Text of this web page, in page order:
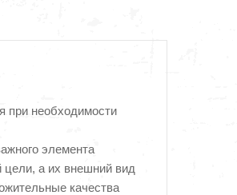
при необходимости
элемента
цели, а их внешний вид
качества